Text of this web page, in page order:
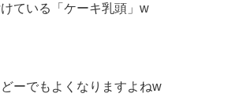
ている「ケーキ乳頭」w
ーでもよくなりますよねw